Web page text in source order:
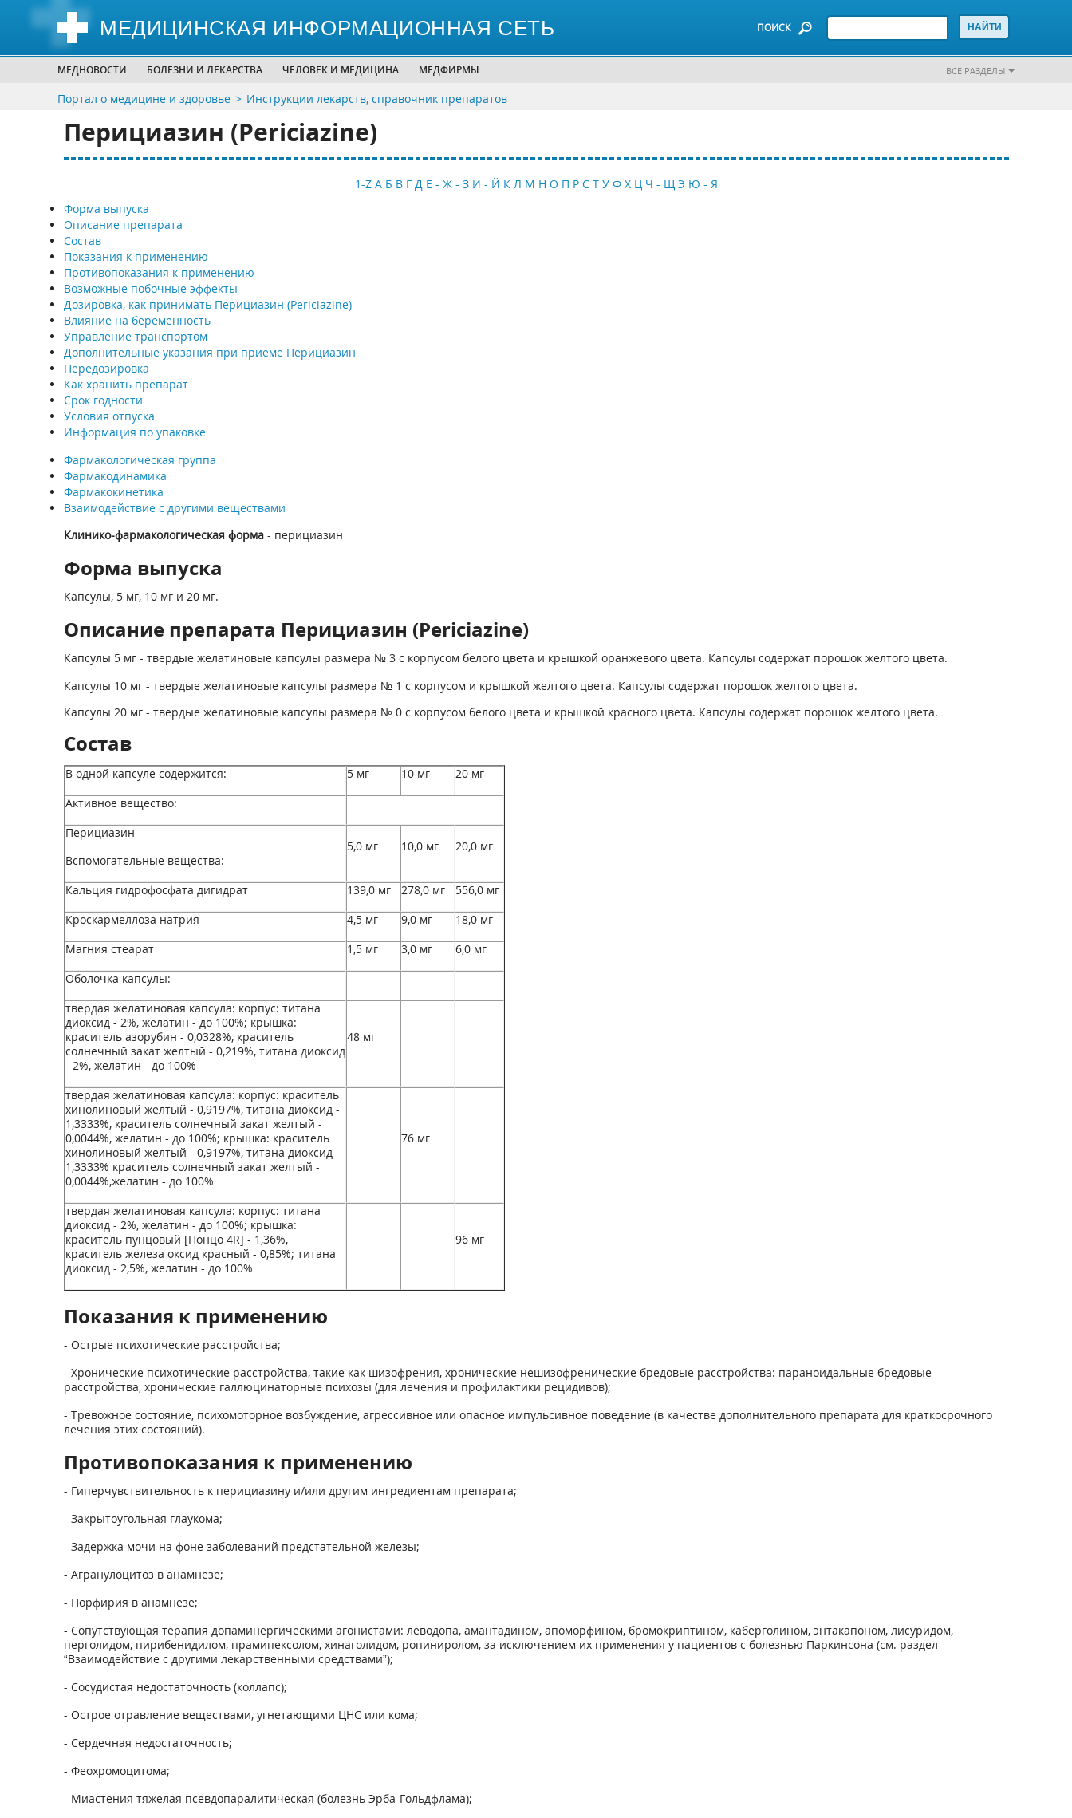
МЕДИЦИНСКАЯ ИНФОРМАЦИОННАЯ СЕТЬ ПОИСК
МЕДНОВОСТИ БОЛЕЗНИ И ЛЕКАРСТВА ЧЕЛОВЕК И МЕДИЦИНА МЕДФИРМЫ ВСЕ РАЗДЕЛЫ
Портал о медицине и здоровье Инструкции лекарств, справочник препаратов
Перициазин (Periciazine)
1-Z А Б В Г Д Е - Ж - З И - Й К Л М Н О П Р С Т У Ф Х Ц Ч - Щ Э Ю - Я
Форма выпуска
Описание препарата
Состав
Показания к применению
Противопоказания к применению
Возможные побочные эффекты
Дозировка, как принимать Перициазин (Periciazine)
Влияние на беременность
Управление транспортом
Дополнительные указания при приеме Перициазин
Передозировка
Как хранить препарат
Срок годности
Условия отпуска
Информация по упаковке
Фармакологическая группа
Фармакодинамика
Фармакокинетика
Взаимодействие с другими веществами
Клинико-фармакологическая форма- перициазин
Форма выпуска
Капсулы, 5 мг, 10 мг и 20 мг.
Описание препарата Перициазин (Periciazine)
Капсулы 5 мг - твердые желатиновые капсулы размера № 3 с корпусом белого цвета и крышкой оранжевого цвета. Капсулы содержат порошок желтого цвета.
Капсулы 10 мг - твердые желатиновые капсулы размера № 1 с корпусом и крышкой желтого цвета. Капсулы содержат порошок желтого цвета.
Капсулы 20 мг - твердые желатиновые капсулы размера № 0 с корпусом белого цвета и крышкой красного цвета. Капсулы содержат порошок желтого цвета.
Состав
В одной капсуле содержится: 5 мг 10 мг
20 мг
Активное вещество:
Перициазин
Вспомогательные вещества:
5,0 мг 10,0 мг 20,0 мг
Кальция гидрофосфата дигидрат 139,0 мг 278,0 мг
556,0 мг
Кроскармеллоза натрия
4,5 мг 9,0 мг
18,0 мг
Магния стеарат
1,5 мг 3,0 мг
6,0 мг
Оболочка капсулы:
твердая желатиновая капсула: корпус: титана
диоксид - 2%, желатин - до 100%; крышка:
краситель азорубин - 0,0328%, краситель
солнечный закат желтый - 0,219%, титана диоксид
- 2%, желатин - до 100%
48 мг
твердая желатиновая капсула: корпус: краситель
хинолиновый желтый - 0,9197%, титана диоксид -
1,3333%, краситель солнечный закат желтый -
0,0044%, желатин - до 100%; крышка: краситель
хинолиновый желтый - 0,9197%, титана диоксид -
1,3333% краситель солнечный закат желтый -
0,0044%,желатин - до 100%
76 мг
твердая желатиновая капсула: корпус: титана
диоксид - 2%, желатин - до 100%; крышка:
краситель пунцовый [Понцо 4R] - 1,36%,
краситель железа оксид красный - 0,85%; титана
диоксид - 2,5%, желатин - до 100%
96 мг
Показания к применению
- Острые психотические расстройства;
- Хронические психотические расстройства, такие как шизофрения, хронические нешизофренические бредовые расстройства: параноидальные бредовые
расстройства, хронические галлюцинаторные психозы (для лечения и профилактики рецидивов);
- Тревожное состояние, психомоторное возбуждение, агрессивное или опасное импульсивное поведение (в качестве дополнительного препарата для краткосрочного
лечения этих состояний).
Противопоказания к применению
- Гиперчувствительность к перициазину и/или другим ингредиентам препарата;
- Закрытоугольная глаукома;
- Задержка мочи на фоне заболеваний предстательной железы;
- Агранулоцитоз в анамнезе;
- Порфирия в анамнезе;
- Сопутствующая терапия допаминергическими агонистами: леводопа, амантадином, апоморфином, бромокриптином, каберголином, энтакапоном, лисуридом,
перголидом, пирибенидилом, прамипексолом, хинаголидом, ропиниролом, за исключением их применения у пациентов с болезнью Паркинсона (см. раздел
“Взаимодействие с другими лекарственными средствами”);
- Сосудистая недостаточность (коллапс);
- Острое отравление веществами, угнетающими ЦНС или кома;
- Сердечная недостаточность;
- Феохромоцитома;
- Миастения тяжелая псевдопаралитическая (болезнь Эрба-Гольдфлама);